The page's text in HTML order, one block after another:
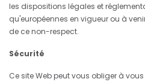
les dispositions légales et
qu'européennes en vigueur ou à
de ce non-respect.
Sécurité
Ce site Web peut vous obliger à